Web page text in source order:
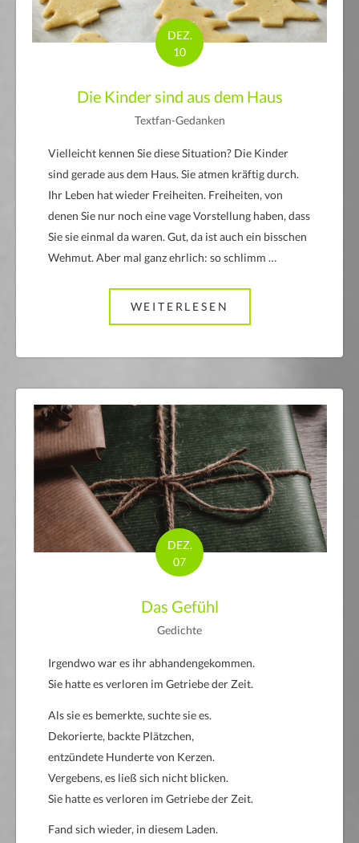
DEZ.
10
Die Kinder sind aus dem Haus
Textfan-Gedanken
Vielleicht kennen Sie diese Situation? Die Kinder
sind gerade aus dem Haus. Sie atmen kräftig durch.
Ihr Leben hat wieder Freiheiten. Freiheiten, von
denen Sie nur noch eine vage Vorstellung haben, dass
Sie sie einmal da waren. Gut, da ist auch ein bisschen
Wehmut. Aber mal ganz ehrlich: so schlimm …
WEITERLESEN
DEZ.
07
Das Gefühl
Gedichte
Irgendwo war es ihr abhandengekommen.
Sie hatte es verloren im Getriebe der Zeit.
Als sie es bemerkte, suchte sie es.
Dekorierte, backte Plätzchen,
entzündete Hunderte von Kerzen.
Vergebens, es ließ sich nicht blicken.
Sie hatte es verloren im Getriebe der Zeit.
Fand sich wieder, in diesem Laden.